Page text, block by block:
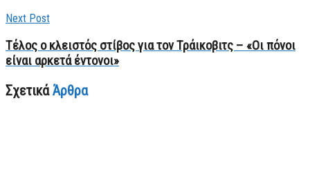
Next Post
Τέλος ο κλειστός στίβος για τον Τράικοβιτς – «Οι πόνοι
είναι αρκετά έντονοι»
ΣχετικάΆρθρα